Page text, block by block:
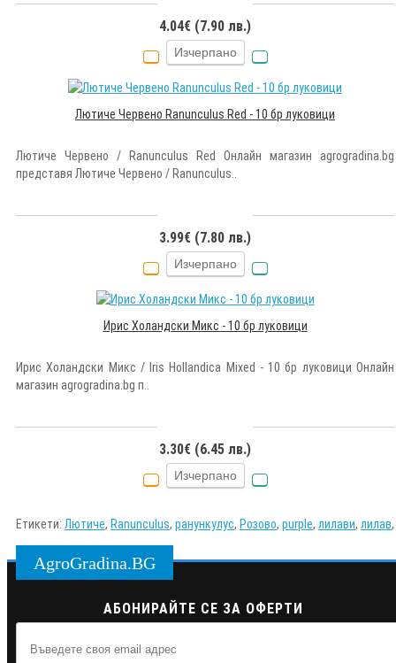
4.04€ (7.90 лв.)
Изчерпано
Лютиче Червено Ranunculus Red - 10 бр луковици
Лютиче Червено / Ranunculus Red Онлайн магазин agrogradina.bg
представя Лютиче Червено / Ranunculus..
3.99€ (7.80 лв.)
Изчерпано
Ирис Холандски Микс - 10 бр луковици
Ирис Холандски Микс / Iris Hollandica Mixed - 10 бр луковици Онлайн
магазин agrogradina.bg п..
3.30€ (6.45 лв.)
Изчерпано
Етикети: Лютиче, Ranunculus, ранункулус, Розово, purple, лилави, лилав,
AgroGradina.BG
АБОНИРАЙТЕ СЕ ЗА ОФЕРТИ